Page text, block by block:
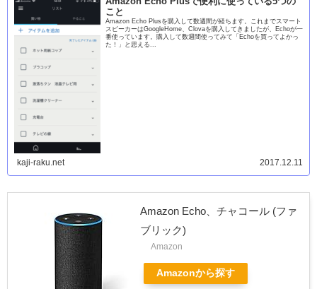
こと
Amazon Echo Plusを購入して数週間が経ちます。これまでスマート
スピーカーはGoogleHome、Clovaを購入してきましたが、Echoが一
番使っています。購入して数週間使ってみて「Echoを買ってよかっ
た！」と思える...
kaji-raku.net 2017.12.11
Amazon Echo、チャコール (ファ
ブリック)
Amazon
Amazonから探す